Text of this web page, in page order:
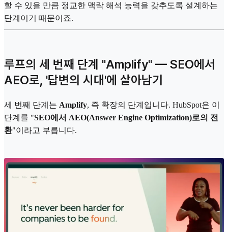
할 수 있을 만큼 정교한 맥락 해석 능력을 갖추도록 설계하는
단계이기 때문이죠.
루프의 세 번째 단계 "Amplify" — SEO에서
AEO로, '답변의 시대'에 살아남기
세 번째 단계는 Amplify, 즉 확장의 단계입니다. HubSpot은 이
단계를 "SEO에서 AEO(Answer Engine Optimization)로의 전
환"이라고 부릅니다.